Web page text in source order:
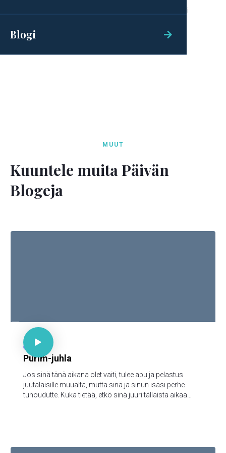
Blogi 
joille Jumala tahtoi tehdä tiettäväksi, kuinka suuri
kirkkaus: Kristus teissä, kirkkauden toivo.
MUUT
Kuuntele muita Päivän
Blogeja
Est. 4:14

67
Purim-juhla
Jos sinä tänä aikana olet vaiti, tulee apu ja pelastus
juutalaisille muualta, mutta sinä ja sinun isäsi perhe
tuhoudutte. Kuka tietää, etkö sinä juuri tällaista aikaa